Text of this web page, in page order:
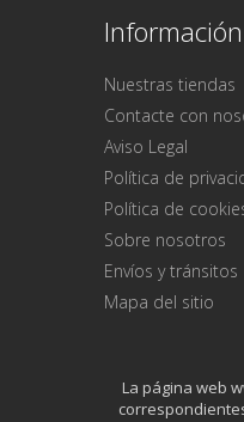
Información
Nuestras tiendas
Contacte con
Aviso Legal
Política de
Política de
Sobre nosotros
Envíos y tránsitos
Mapa del sitio
La página web